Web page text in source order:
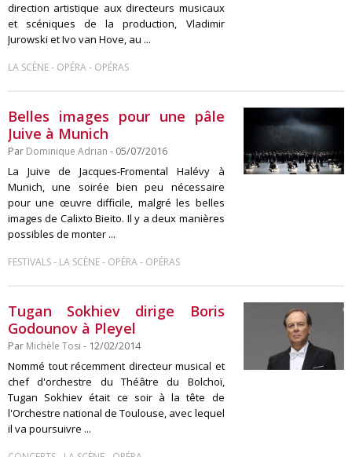
direction artistique aux directeurs musicaux
et scéniques de la production, Vladimir
Jurowski et Ivo van Hove, au ...
LA SCÈNE- OPÉRA- OPÉRAS
Belles images pour une pâle
Juive à Munich
Par Dominique Adrian - 05/07/2016
La Juive de Jacques-Fromental Halévy à
Munich, une soirée bien peu nécessaire
pour une œuvre difficile, malgré les belles
images de Calixto Bieito. Il y a deux manières
possibles de monter ...
FESTIVALS- LA SCÈNE- OPÉRA- OPÉRAS
Tugan Sokhiev dirige Boris
Godounov à Pleyel
Par Michèle Tosi - 12/02/2014
Nommé tout récemment directeur musical et
chef d'orchestre du Théâtre du Bolchoï,
Tugan Sokhiev était ce soir à la tête de
l'Orchestre national de Toulouse, avec lequel
il va poursuivre ...